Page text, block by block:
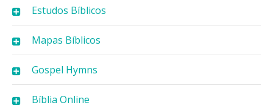
Estudos Bíblicos
Mapas Bíblicos
Gospel Hymns
Bíblia Online